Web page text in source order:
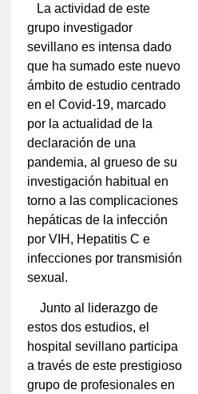
La actividad de este
grupo investigador
sevillano es intensa dado
que ha sumado este nuevo
ámbito de estudio centrado
en el Covid-19, marcado
por la actualidad de la
declaración de una
pandemia, al grueso de su
investigación habitual en
torno a las complicaciones
hepáticas de la infección
por VIH, Hepatitis C e
infecciones por transmisión
sexual.
Junto al liderazgo de
estos dos estudios, el
hospital sevillano participa
a través de este prestigioso
grupo de profesionales en